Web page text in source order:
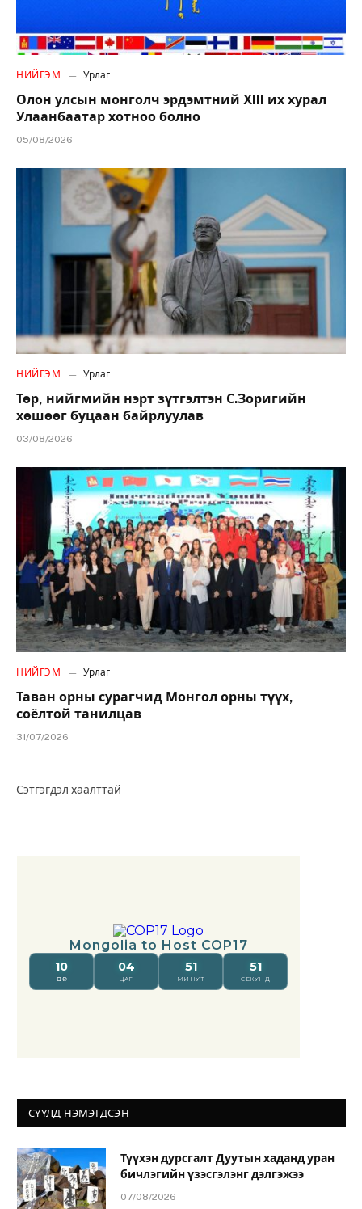
НИЙГЭМ Урлаг
Олон улсын монголч эрдэмтний XIII их хурал
Улаанбаатар хотноо болно
05/08/2026
НИЙГЭМ Урлаг
Төр, нийгмийн нэрт зүтгэлтэн С.Зоригийн
хөшөөг буцаан байрлуулав
03/08/2026
НИЙГЭМ Урлаг
Таван орны сурагчид Монгол орны түүх,
соёлтой танилцав
31/07/2026
Сэтгэгдэл хаалттай
СҮҮЛД НЭМЭГДСЭН
Түүхэн дурсгалт Дуутын хаданд уран
бичлэгийн үзэсгэлэнг дэлгэжээ
07/08/2026